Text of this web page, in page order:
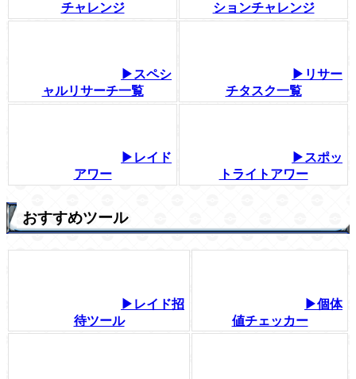
チャレンジ
ションチャレンジ
▶スペシ
ャルリサーチ一覧
▶リサー
チタスク一覧
▶レイド
アワー
▶スポッ
トライトアワー
おすすめツール
▶レイド招
待ツール
▶個体
値チェッカー